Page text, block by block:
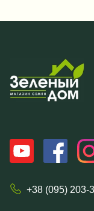
+38 (095) 203-